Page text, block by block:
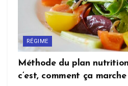
RÉGIME
Méthode du plan
c’est, comment ça marche